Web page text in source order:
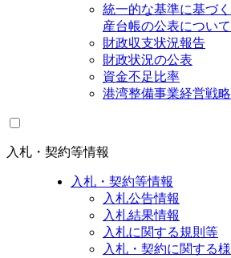
統一的な基準に基づ
産台帳の公表について
財政収支状況報告
財政状況の公表
資金不足比率
港湾整備事業経営戦略
入札・契約等情報
入札・契約等情報
入札公告情報
入札結果情報
入札に関する規則等
入札・契約に関する